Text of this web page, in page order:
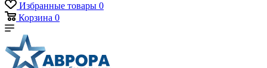
Избранные товары 0
Корзина 0